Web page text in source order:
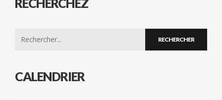
RECHERCHEZ
CALENDRIER